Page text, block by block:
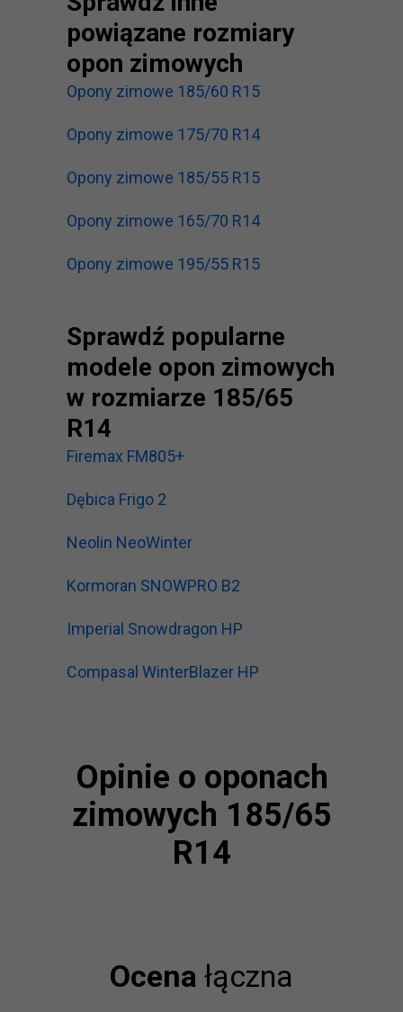
powiązane rozmiary
opon zimowych
Opony zimowe 185/60 R15
Opony zimowe 175/70 R14
Opony zimowe 185/55 R15
Opony zimowe 165/70 R14
Opony zimowe 195/55 R15
Sprawdź popularne
modele opon zimowych
w rozmiarze 185/65
R14
Firemax FM805+
Dębica Frigo 2
Neolin NeoWinter
Kormoran SNOWPRO B2
Imperial Snowdragon HP
Compasal WinterBlazer HP
Opinie o oponach
zimowych 185/65
R14
Ocena łączna